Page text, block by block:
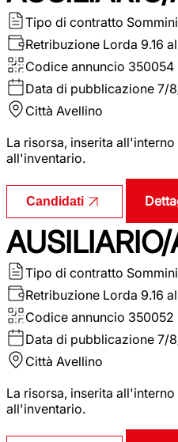
Tipo di contratto
Retribuzione Lorda 9.16
Codice annuncio 350054
Data di pubblicazione 7/
Città Avellino
La risorsa, inserita
all'inventario.
Candidati
Tipo di contratto
Retribuzione Lorda 9.16
Codice annuncio 350052
Data di pubblicazione 7/
Città Avellino
La risorsa, inserita
all'inventario.